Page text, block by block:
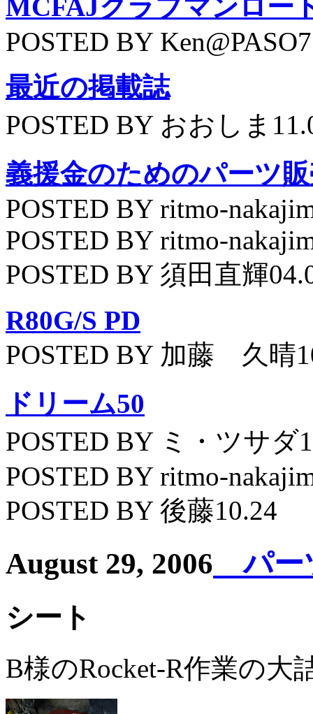
MCFAJクラブマンロー
POSTED BY
最近の掲載誌
POSTED BY おおしま
義援金のためのパーツ
POSTED BY ritmo-
POSTED BY ritmo-
POSTED BY 須田直輝
R80G/S PD
POSTED BY 加藤 久晴
ドリーム50
POSTED BY ミ・ツサダ
POSTED BY ritmo-
POSTED BY 後藤10.24
August 29, 2006 パー
シート
B様のRocket-R作業の大